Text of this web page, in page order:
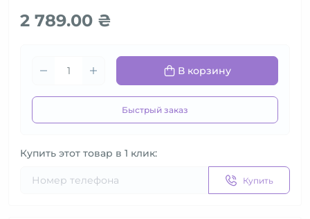
2 789.00 ₴
В корзину
Быстрый заказ
Купить этот товар в 1 клик:
Купить